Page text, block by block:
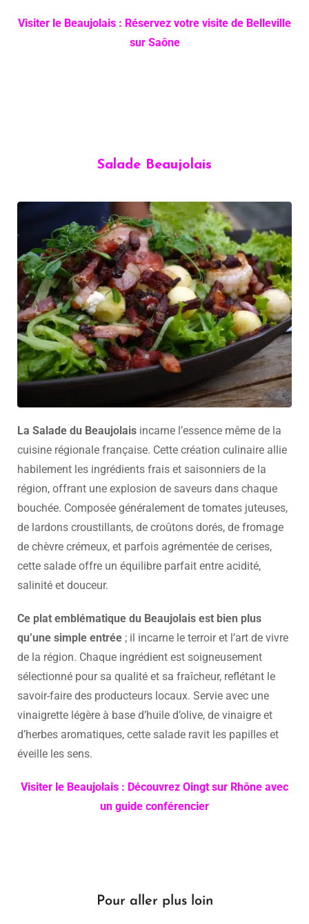
Visiter le Beaujolais : Réservez votre visite de Belleville
sur Saône
Salade Beaujolais
La Salade du Beaujolais incarne l’essence même de la
cuisine régionale française. Cette création culinaire allie
habilement les ingrédients frais et saisonniers de la
région, offrant une explosion de saveurs dans chaque
bouchée. Composée généralement de tomates juteuses,
de lardons croustillants, de croûtons dorés, de fromage
de chèvre crémeux, et parfois agrémentée de cerises,
cette salade offre un équilibre parfait entre acidité,
salinité et douceur.
Ce plat emblématique du Beaujolais est bien plus
qu’une simple entrée ; il incarne le terroir et l’art de vivre
de la région. Chaque ingrédient est soigneusement
sélectionné pour sa qualité et sa fraîcheur, reflétant le
savoir-faire des producteurs locaux. Servie avec une
vinaigrette légère à base d’huile d’olive, de vinaigre et
d’herbes aromatiques, cette salade ravit les papilles et
éveille les sens.
Visiter le Beaujolais : Découvrez Oingt sur Rhône avec
un guide conférencier
Pour aller plus loin